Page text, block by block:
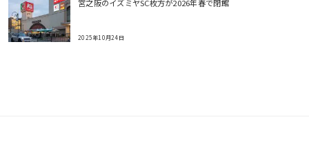
宮之阪のイズミヤSC枚方が2026年春で閉館
2025年10月24日